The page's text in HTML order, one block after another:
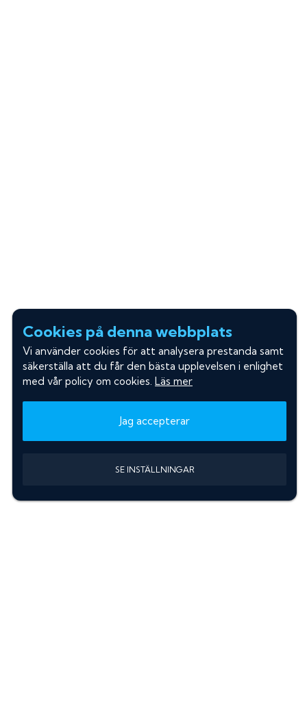
Cookies på denna webbplats
Vi använder cookies för att analysera prestanda samt
säkerställa att du får den bästa upplevelsen i enlighet
med vår policy om cookies. Läs mer
Jag accepterar
SE INSTÄLLNINGAR